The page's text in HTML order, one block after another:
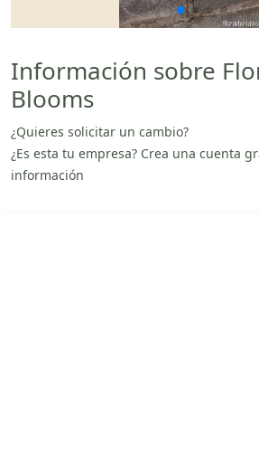
Información sobre
Blooms
¿Quieres solicitar un cambio?
¿Es esta tu empresa? Crea una cuenta
información